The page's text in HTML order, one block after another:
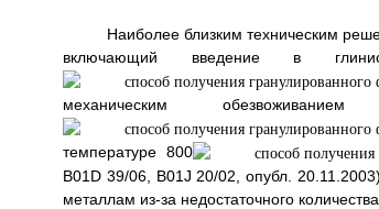
Наиболее близким техническим
включающий введение в
механическим
температуре 800
B01D 39/06, B01J 20/02, опубл.
металлам из-за недостаточного